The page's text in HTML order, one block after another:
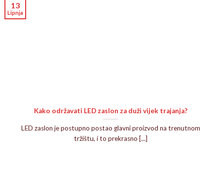
Kako održavati LED zaslon za duži vijek trajanja?
LED zaslon je postupno postao glavni proizvod na trenutnom
tržištu, i to prekrasno [...]
13
Lipnja